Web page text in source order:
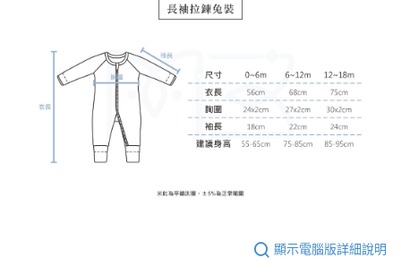
顯示電腦版詳細說明